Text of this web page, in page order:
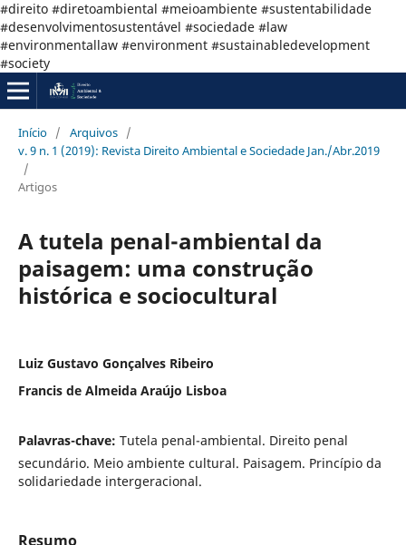
#direito #diretoambiental #meioambiente #sustentabilidade
#desenvolvimentosustentável #sociedade #law
#environmentallaw #environment #sustainabledevelopment
#society
Início / Arquivos /
v. 9 n. 1 (2019): Revista Direito Ambiental e Sociedade Jan./Abr.2019
/
Artigos
A tutela penal-ambiental da
paisagem: uma construção
histórica e sociocultural
Luiz Gustavo Gonçalves Ribeiro
Francis de Almeida Araújo Lisboa
Palavras-chave: Tutela penal-ambiental. Direito penal
secundário. Meio ambiente cultural. Paisagem. Princípio da
solidariedade intergeracional.
Resumo